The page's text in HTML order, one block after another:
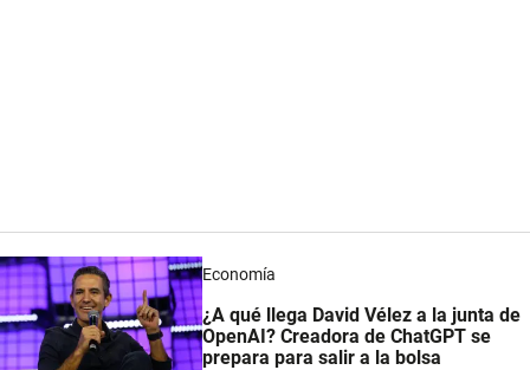
Economía
¿A qué llega David Vélez a la junta de
OpenAI? Creadora de ChatGPT se
prepara para salir a la bolsa